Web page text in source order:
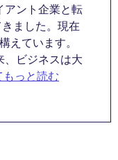
アント企業と転
ました。現在
えています。
、ビジネスは大
もっと読む